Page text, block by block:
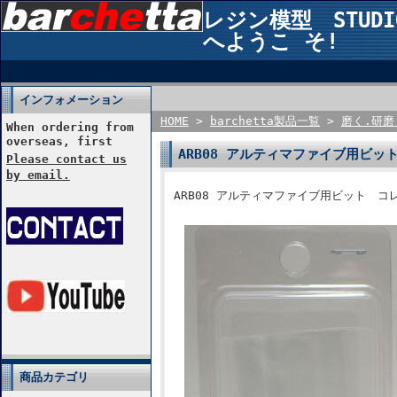
レジン模型
へようこ そ!
インフォメーション
When ordering from
overseas, first
Please contact us
by email.
商品カテゴリ
HOME > barchetta製品一覧 > 磨く.研
ARB08 アルティマファイブ用ビ
ARB08 アルティマファイブ用ビット